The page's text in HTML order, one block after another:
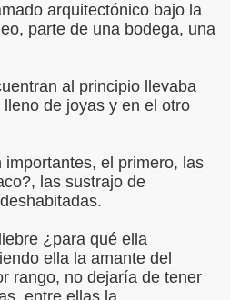
arquitectónico bajo la
parte de una bodega, una
al principio llevaba
de joyas y en el otro
el primero, las
las sustrajo de
¿para qué ella
ella la amante del
rango, no dejaría de tener
entre ellas la